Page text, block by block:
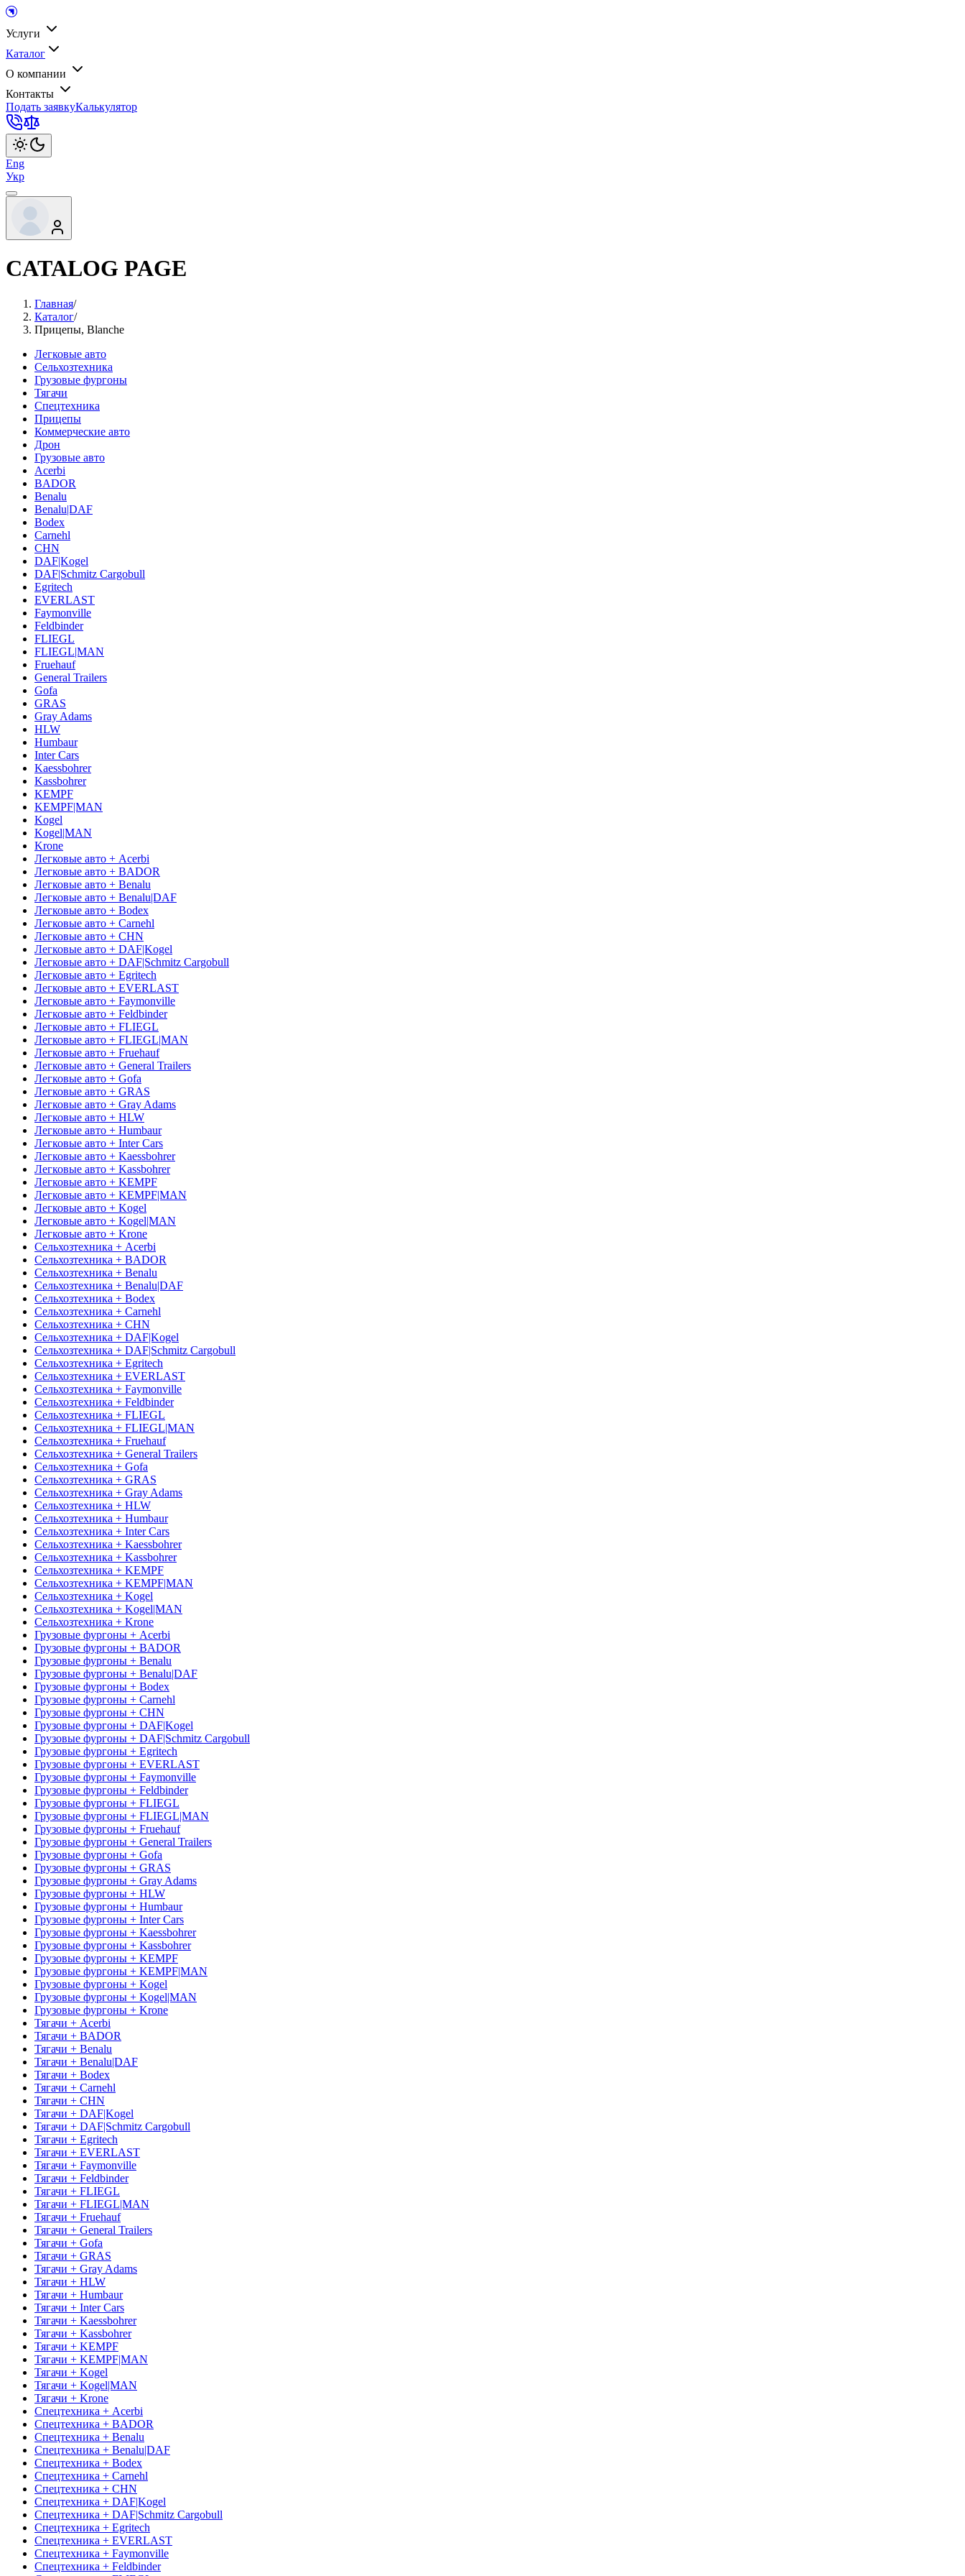
Услуги
Каталог
О компании
Контакты
Подать заявкуКалькулятор
Eng
Укр
CATALOG PAGE
Главная/
Каталог/
Прицепы, Blanche
Легковые авто
Сельхозтехника
Грузовые фургоны
Тягачи
Спецтехника
Прицепы
Коммерческие авто
Дрон
Грузовые авто
Acerbi
BADOR
Benalu
Benalu|DAF
Bodex
Carnehl
CHN
DAF|Kogel
DAF|Schmitz Cargobull
Egritech
EVERLAST
Faymonville
Feldbinder
FLIEGL
FLIEGL|MAN
Fruehauf
General Trailers
Gofa
GRAS
Gray Adams
HLW
Humbaur
Inter Cars
Kaessbohrer
Kassbohrer
KEMPF
KEMPF|MAN
Kogel
Kogel|MAN
Krone
Легковые авто + Acerbi
Легковые авто + BADOR
Легковые авто + Benalu
Легковые авто + Benalu|DAF
Легковые авто + Bodex
Легковые авто + Carnehl
Легковые авто + CHN
Легковые авто + DAF|Kogel
Легковые авто + DAF|Schmitz Cargobull
Легковые авто + Egritech
Легковые авто + EVERLAST
Легковые авто + Faymonville
Легковые авто + Feldbinder
Легковые авто + FLIEGL
Легковые авто + FLIEGL|MAN
Легковые авто + Fruehauf
Легковые авто + General Trailers
Легковые авто + Gofa
Легковые авто + GRAS
Легковые авто + Gray Adams
Легковые авто + HLW
Легковые авто + Humbaur
Легковые авто + Inter Cars
Легковые авто + Kaessbohrer
Легковые авто + Kassbohrer
Легковые авто + KEMPF
Легковые авто + KEMPF|MAN
Легковые авто + Kogel
Легковые авто + Kogel|MAN
Легковые авто + Krone
Сельхозтехника + Acerbi
Сельхозтехника + BADOR
Сельхозтехника + Benalu
Сельхозтехника + Benalu|DAF
Сельхозтехника + Bodex
Сельхозтехника + Carnehl
Сельхозтехника + CHN
Сельхозтехника + DAF|Kogel
Сельхозтехника + DAF|Schmitz Cargobull
Сельхозтехника + Egritech
Сельхозтехника + EVERLAST
Сельхозтехника + Faymonville
Сельхозтехника + Feldbinder
Сельхозтехника + FLIEGL
Сельхозтехника + FLIEGL|MAN
Сельхозтехника + Fruehauf
Сельхозтехника + General Trailers
Сельхозтехника + Gofa
Сельхозтехника + GRAS
Сельхозтехника + Gray Adams
Сельхозтехника + HLW
Сельхозтехника + Humbaur
Сельхозтехника + Inter Cars
Сельхозтехника + Kaessbohrer
Сельхозтехника + Kassbohrer
Сельхозтехника + KEMPF
Сельхозтехника + KEMPF|MAN
Сельхозтехника + Kogel
Сельхозтехника + Kogel|MAN
Сельхозтехника + Krone
Грузовые фургоны + Acerbi
Грузовые фургоны + BADOR
Грузовые фургоны + Benalu
Грузовые фургоны + Benalu|DAF
Грузовые фургоны + Bodex
Грузовые фургоны + Carnehl
Грузовые фургоны + CHN
Грузовые фургоны + DAF|Kogel
Грузовые фургоны + DAF|Schmitz Cargobull
Грузовые фургоны + Egritech
Грузовые фургоны + EVERLAST
Грузовые фургоны + Faymonville
Грузовые фургоны + Feldbinder
Грузовые фургоны + FLIEGL
Грузовые фургоны + FLIEGL|MAN
Грузовые фургоны + Fruehauf
Грузовые фургоны + General Trailers
Грузовые фургоны + Gofa
Грузовые фургоны + GRAS
Грузовые фургоны + Gray Adams
Грузовые фургоны + HLW
Грузовые фургоны + Humbaur
Грузовые фургоны + Inter Cars
Грузовые фургоны + Kaessbohrer
Грузовые фургоны + Kassbohrer
Грузовые фургоны + KEMPF
Грузовые фургоны + KEMPF|MAN
Грузовые фургоны + Kogel
Грузовые фургоны + Kogel|MAN
Грузовые фургоны + Krone
Тягачи + Acerbi
Тягачи + BADOR
Тягачи + Benalu
Тягачи + Benalu|DAF
Тягачи + Bodex
Тягачи + Carnehl
Тягачи + CHN
Тягачи + DAF|Kogel
Тягачи + DAF|Schmitz Cargobull
Тягачи + Egritech
Тягачи + EVERLAST
Тягачи + Faymonville
Тягачи + Feldbinder
Тягачи + FLIEGL
Тягачи + FLIEGL|MAN
Тягачи + Fruehauf
Тягачи + General Trailers
Тягачи + Gofa
Тягачи + GRAS
Тягачи + Gray Adams
Тягачи + HLW
Тягачи + Humbaur
Тягачи + Inter Cars
Тягачи + Kaessbohrer
Тягачи + Kassbohrer
Тягачи + KEMPF
Тягачи + KEMPF|MAN
Тягачи + Kogel
Тягачи + Kogel|MAN
Тягачи + Krone
Спецтехника + Acerbi
Спецтехника + BADOR
Спецтехника + Benalu
Спецтехника + Benalu|DAF
Спецтехника + Bodex
Спецтехника + Carnehl
Спецтехника + CHN
Спецтехника + DAF|Kogel
Спецтехника + DAF|Schmitz Cargobull
Спецтехника + Egritech
Спецтехника + EVERLAST
Спецтехника + Faymonville
Спецтехника + Feldbinder